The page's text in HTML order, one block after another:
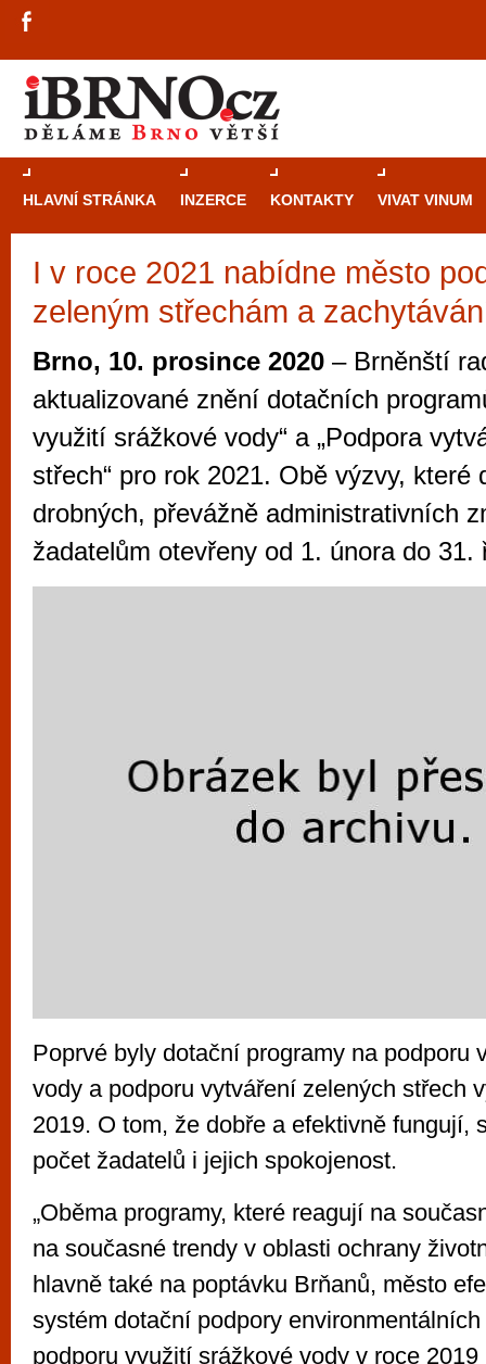
HLAVNÍ STRÁNKA INZERCE KONTAKTY VIVAT VINUM
I v roce 2021 nabídne město
zeleným střechám a
Brno, 10. prosince 2020 – Brněnští
aktualizované znění dotačních
využití srážkové vody“ a „Podpora
střech“ pro rok 2021. Obě výzvy, které
drobných, převážně administrativních
žadatelům otevřeny od 1. února do 31.
Poprvé byly dotační programy na podporu
vody a podporu vytváření zelených střech
2019. O tom, že dobře a efektivně fungují,
počet žadatelů i jejich spokojenost.
„Oběma programy, které reagují na
na současné trendy v oblasti ochrany
hlavně také na poptávku Brňanů, město
systém dotační podpory
podporu využití srážkové vody v roce
Průvodce
Brně: Od
Brno je
zajímavé
restaurace,
Mimo jiné je ale také místem, kde si
vyzkoušet různé kasinové hry. V
metropoli naleznete širokou nabídku her
po moderní automaty jak pro pravidelné
příležitostné hráče. V...